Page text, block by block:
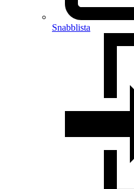
Snabblista